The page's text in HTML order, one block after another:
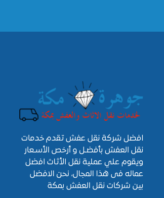
افضل شركة نقل عفش تقدم خدمات
نقل العفش بأفضـل و أرخص الأسـعار
ويقوم علي عملية نقل الأثاث افضل
عماله فى هذا المجال، نحن الافضل
بين شركات نقل العفش بمكة